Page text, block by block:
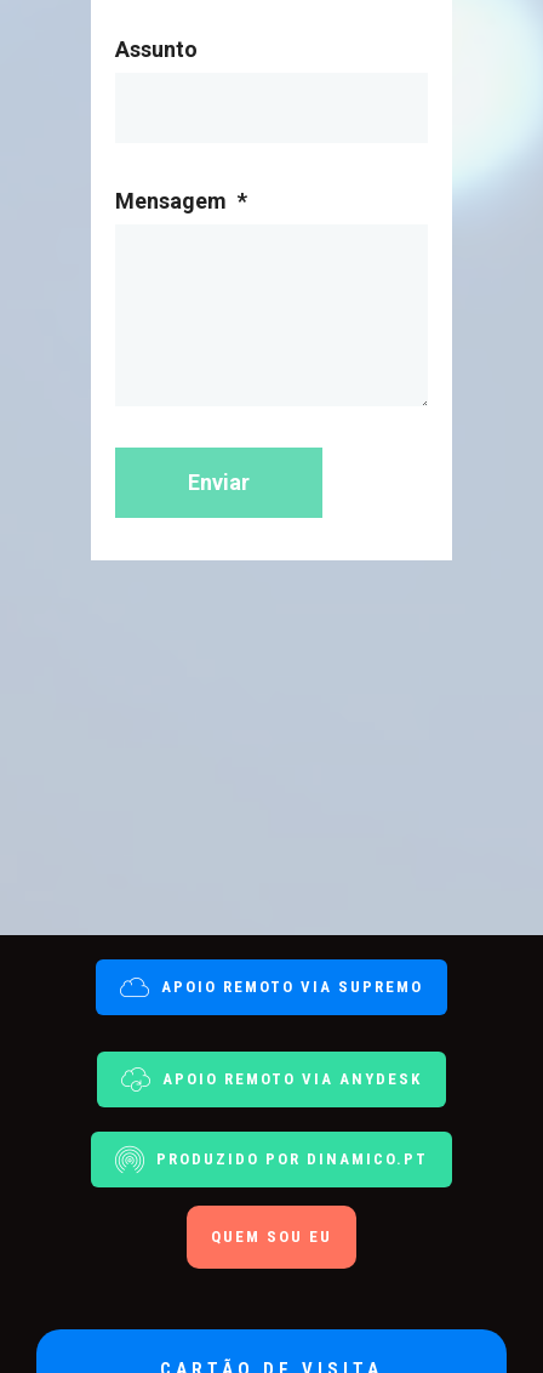
Assunto
Mensagem *
Enviar
APOIO REMOTO VIA SUPREMO
APOIO REMOTO VIA ANYDESK
PRODUZIDO POR DINAMICO.PT
QUEM SOU EU